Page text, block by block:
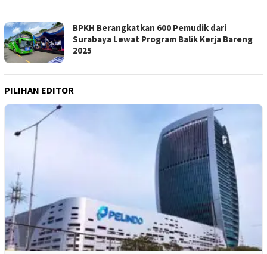
BPKH Berangkatkan 600 Pemudik dari
Surabaya Lewat Program Balik Kerja Bareng
2025
PILIHAN EDITOR